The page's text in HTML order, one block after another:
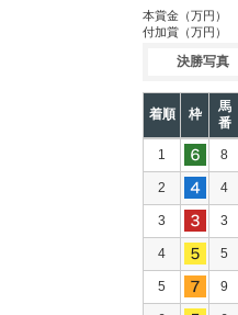
本賞金 （万円）
付加賞 （万円）
決勝写真
着順 枠
馬
番
1 8
2 4
3 3
4 5
5 9